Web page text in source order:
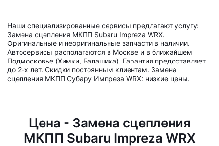
Наши специализированные сервисы предлагают услугу:
Замена сцепления МКПП Subaru Impreza WRX.
Оригинальные и неоригинальные запчасти в наличии.
Автосервисы располагаются в Москве и в ближайшем
Подмосковье (Химки, Балашиха). Гарантия предоставляет
до 2-х лет. Скидки постоянным клиентам. Замена
сцепления МКПП Субару Импреза WRX: низкие цены.
Цена - Замена сцепления
МКПП Subaru Impreza WRX